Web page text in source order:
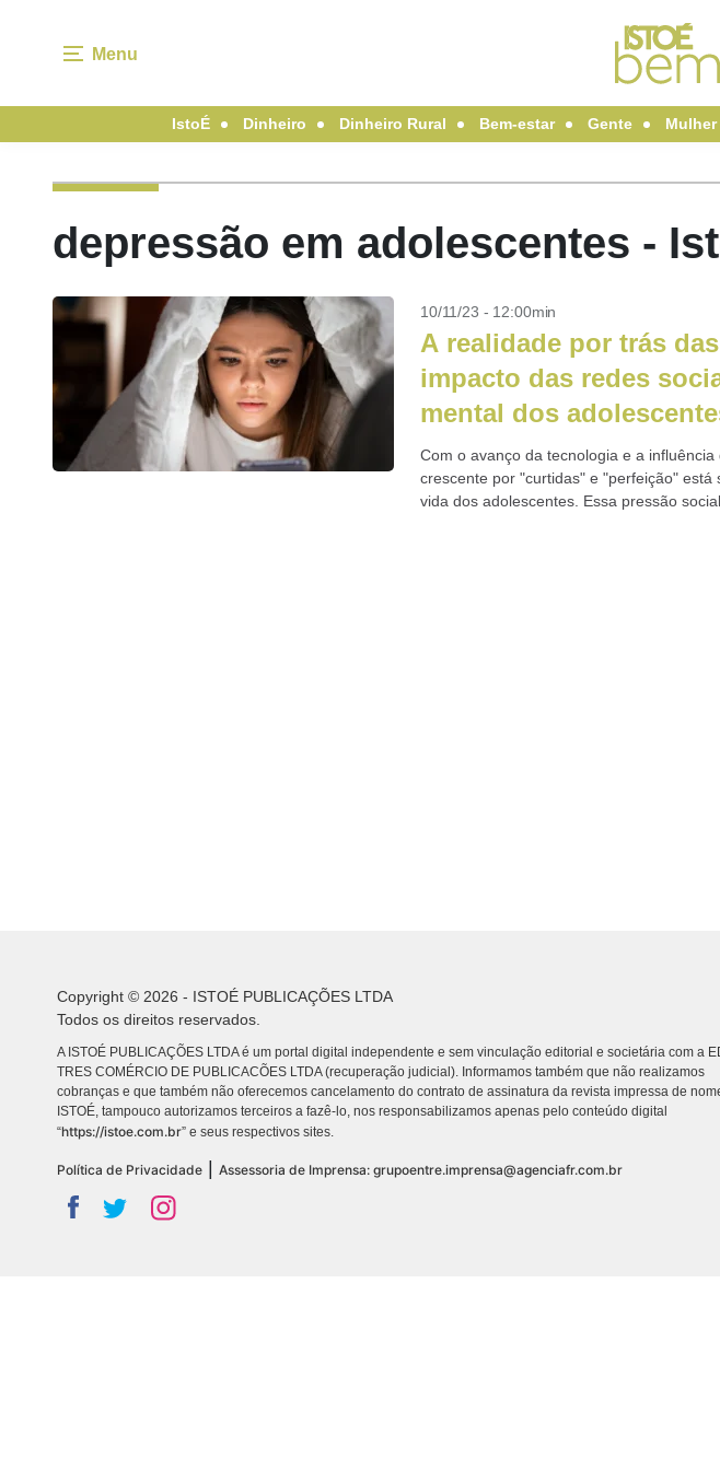
Menu
IstoÉ Dinheiro Dinheiro Rural Bem-estar Gente Mulher
depressão em adolescentes -
10/11/23 - 12:00min
A realidade por trás
impacto das redes
mental dos
Com o avanço da tecnologia e a
crescente por "curtidas" e "perfeição" está
vida dos adolescentes. Essa pressão
Copyright © 2026 - ISTOÉ PUBLICAÇÕES LTDA
Todos os direitos reservados.
A ISTOÉ PUBLICAÇÕES LTDA é um portal digital independente e sem vinculação editorial e societária com a
TRES COMÉRCIO DE PUBLICACÕES LTDA (recuperação judicial). Informamos também que não realizamos
cobranças e que também não oferecemos cancelamento do contrato de assinatura da revista impressa de
ISTOÉ, tampouco autorizamos terceiros a fazê-lo, nos responsabilizamos apenas pelo conteúdo digital
“https://istoe.com.br” e seus respectivos sites.
Política de Privacidade Assessoria de Imprensa: grupoentre.imprensa@agenciafr.com.br